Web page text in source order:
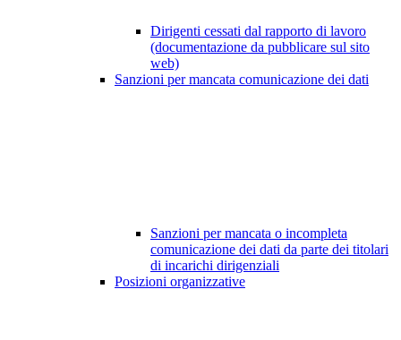
Dirigenti cessati dal rapporto di lavoro
(documentazione da pubblicare sul sito
web)
Sanzioni per mancata comunicazione dei dati
Sanzioni per mancata o incompleta
comunicazione dei dati da parte dei titolari
di incarichi dirigenziali
Posizioni organizzative